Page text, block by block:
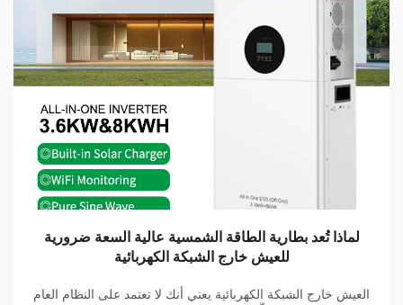
لماذا تُعد بطارية الطاقة الشمسية عالية السعة ضرورية
للعيش خارج الشبكة الكهربائية
العيش خارج الشبكة الكهربائية يعني أنك لا تعتمد على النظام العام